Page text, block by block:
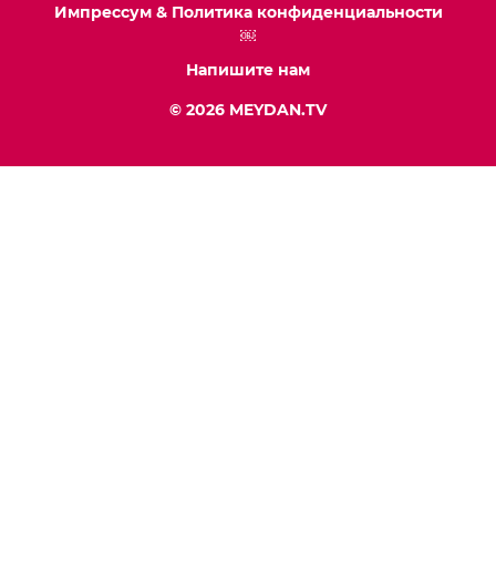
Импрессум & Политика конфиденциальности
￼
Напишите нам
© 2026 MEYDAN.TV